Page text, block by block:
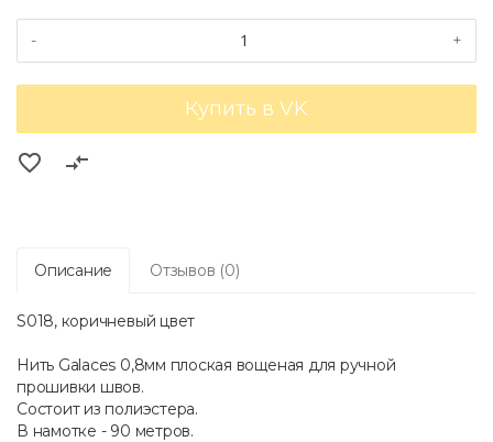
- +
Купить в VK
favorite_border compare_arrows
Описание Отзывов (0)
S018, коричневый цвет
Нить Galaces 0,8мм плоская вощеная для ручной
прошивки швов.
Состоит из полиэстера.
В намотке - 90 метров.